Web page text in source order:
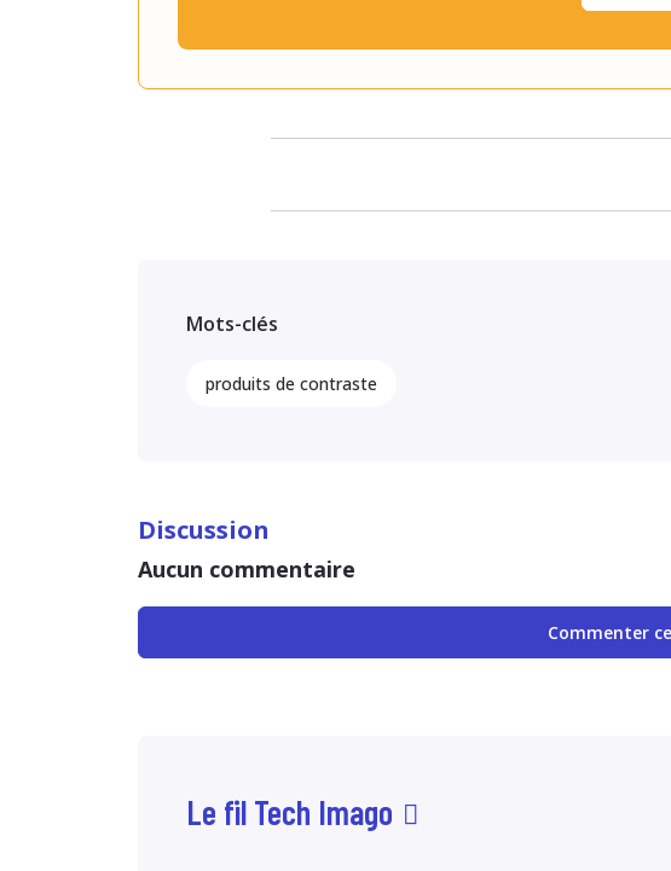
Mots-clés
produits de contraste
Discussion
Aucun commentaire
Commenter
Le fil Tech Imago